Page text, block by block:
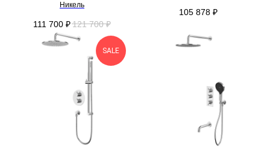
Никель
111 700 ₽121 700 ₽
105 878 ₽
SALE